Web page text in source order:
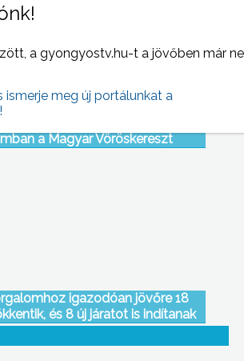
a Magyar Vöröskereszt
igazodóan jövőre 18
és 8 új járatot is indítanak
a Mátra Volán járatain
a gyongyostv.hu-t a jövőben már
ismerje meg új portálunkat a